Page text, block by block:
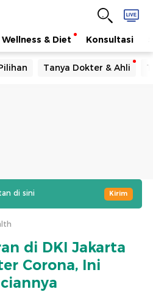
Wellness & Diet Konsultasi
Tanya Dokter & Ahli
di sini Kirim
di DKI Jakarta
Corona, Ini